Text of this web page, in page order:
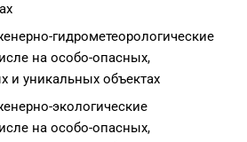
гидрометеорологические
на особо-опасных,
и уникальных объектах
экологические
на особо-опасных,